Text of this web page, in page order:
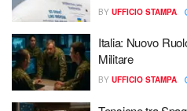
BY UFFICIO STAMPA
Italia: Nuovo
Militare
BY UFFICIO STAMPA